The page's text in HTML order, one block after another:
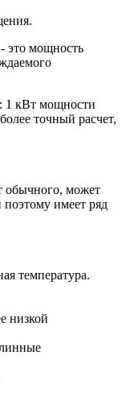
это мощность
1 кВт мощности
точный расчет,
обычного, может
имеет ряд
температура.
низкой